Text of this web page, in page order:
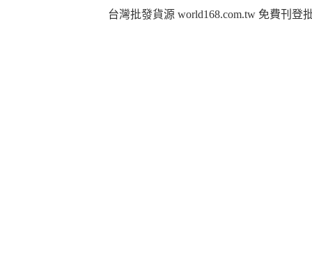
台灣批發貨源 world168.com.tw 免費刊登